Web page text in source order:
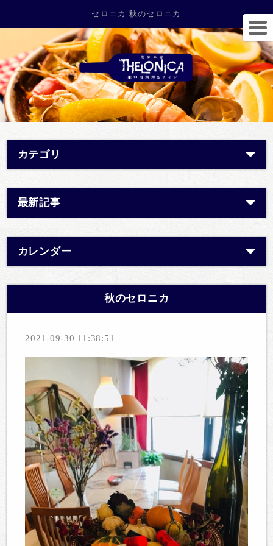
セロニカ 秋のセロニカ
カテゴリ
最新記事
カレンダー
秋のセロニカ
2021-09-30 11:38:51